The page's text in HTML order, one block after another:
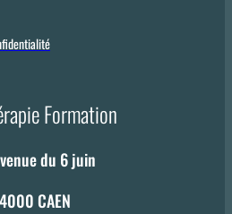
Formation
du 6 juin
CAEN